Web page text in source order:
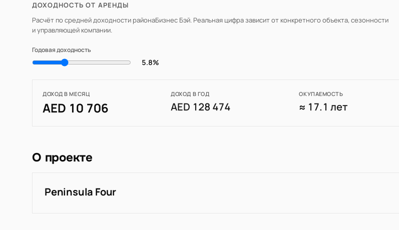
ДОХОДНОСТЬ ОТ АРЕНДЫ
Расчёт по средней доходности районаБизнес Бэй. Реальная цифра зависит от конкретного объекта, сезонности
и управляющей компании.
Годовая доходность
5.8%
ДОХОД В МЕСЯЦ
AED 10 706
ДОХОД В ГОД
AED 128 474
ОКУПАЕМОСТЬ
≈ 17.1 лет
О проекте
Peninsula Four